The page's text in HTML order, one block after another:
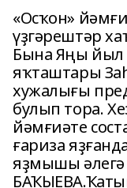
«Осҡон»
үҙгәрештәр
Бына Яңы йыл
яҡташтары
хужалығы
булып тора.
йәмғиәте
ғариза
яҙмышы әлегә